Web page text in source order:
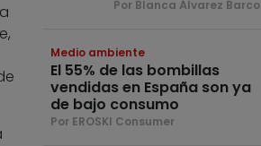
Por Blanca Álvarez Barco
Medio ambiente
El 55% de las bombillas
vendidas en España son ya
de bajo consumo
Por EROSKI Consumer